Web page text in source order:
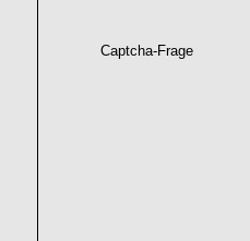
Captcha-Frage